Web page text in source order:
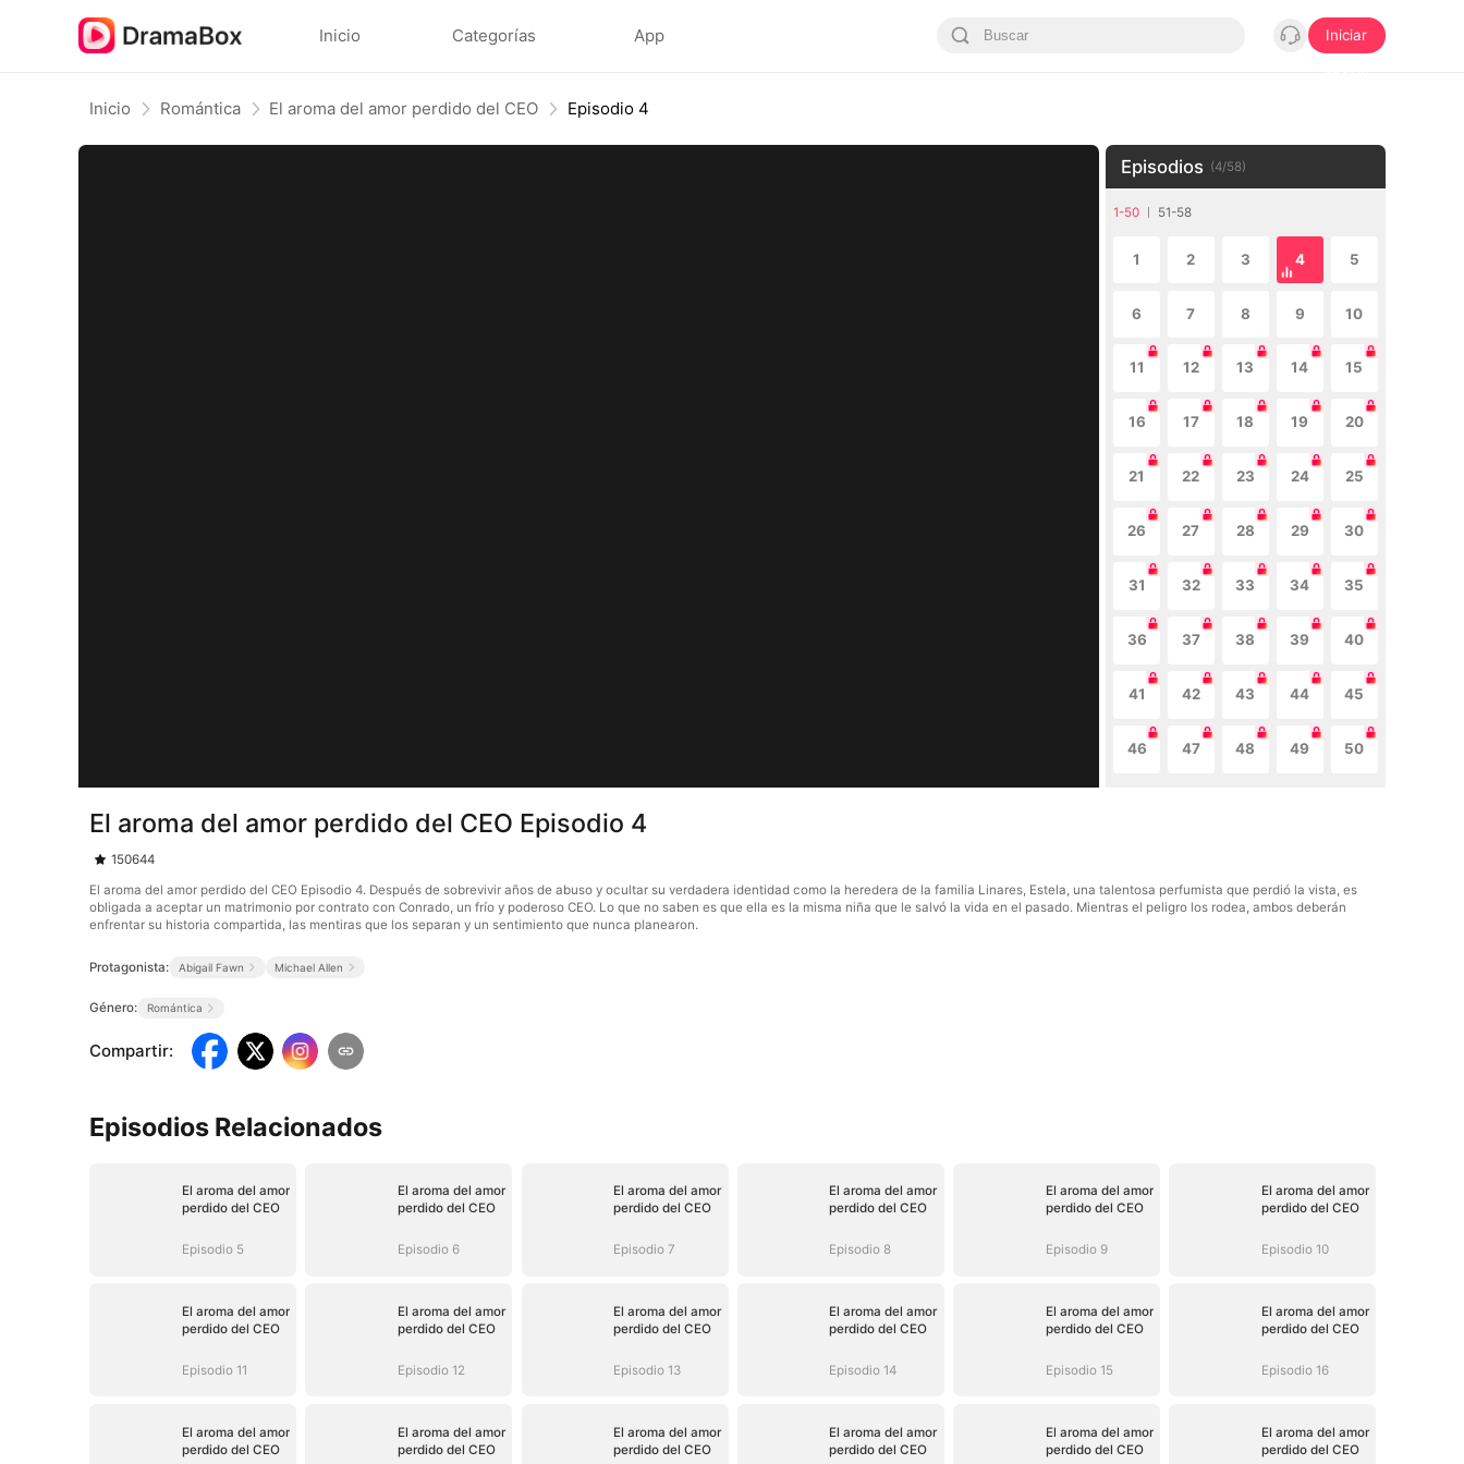
Inicio Categorías App Iniciar
Inicio Romántica El aroma del amor perdido del CEO Episodio 4
Episodios (4/58)
1-50 51-58
1 2 3 4 5
6 7 8 9 10
11 12 13 14 15
16 17 18 19 20
21 22 23 24 25
26 27 28 29 30
31 32 33 34 35
36 37 38 39 40
41 42 43 44 45
46 47 48 49 50
El aroma del amor perdido del CEO Episodio 4
150644
El aroma del amor perdido del CEO Episodio 4. Después de sobrevivir años de abuso y ocultar su verdadera identidad como la heredera de la familia Linares, Estela, una talentosa perfumista que perdió la vista, es
obligada a aceptar un matrimonio por contrato con Conrado, un frío y poderoso CEO. Lo que no saben es que ella es la misma niña que le salvó la vida en el pasado. Mientras el peligro los rodea, ambos deberán
enfrentar su historia compartida, las mentiras que los separan y un sentimiento que nunca planearon.
Protagonista: Abigail Fawn Michael Allen
Género: Romántica
Compartir:
Episodios Relacionados
El aroma del amor
perdido del CEO
Episodio 5
El aroma del amor
perdido del CEO
Episodio 6
El aroma del amor
perdido del CEO
Episodio 7
El aroma del amor
perdido del CEO
Episodio 8
El aroma del amor
perdido del CEO
Episodio 9
El aroma del amor
perdido del CEO
Episodio 10
El aroma del amor
perdido del CEO
Episodio 11
El aroma del amor
perdido del CEO
Episodio 12
El aroma del amor
perdido del CEO
Episodio 13
El aroma del amor
perdido del CEO
Episodio 14
El aroma del amor
perdido del CEO
Episodio 15
El aroma del amor
perdido del CEO
Episodio 16
El aroma del amor
perdido del CEO
El aroma del amor
perdido del CEO
El aroma del amor
perdido del CEO
El aroma del amor
perdido del CEO
El aroma del amor
perdido del CEO
El aroma del amor
perdido del CEO